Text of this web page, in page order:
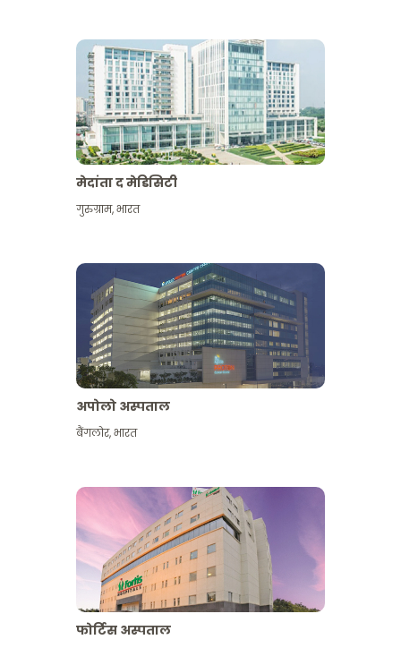
मेदांता द मेडिसिटी
गुरुग्राम,भारत
अपोलो अस्पताल
बैंगलोर,भारत
फोर्टिस अस्पताल